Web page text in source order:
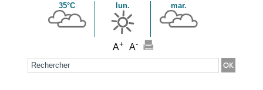
35°C lun. mar.
A+ A-
Formulaire de recherche